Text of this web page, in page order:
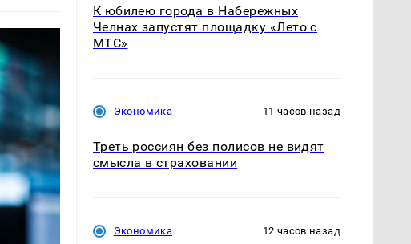
К юбилею города в Набережных
Челнах запустят площадку «Лето с
МТС»
Экономика 11 часов назад
Треть россиян без полисов не видят
смысла в страховании
Экономика 12 часов назад